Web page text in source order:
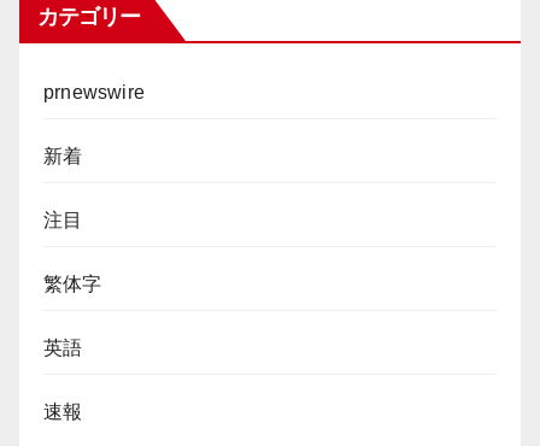
カテゴリー
prnewswire
新着
注目
繁体字
英語
速報